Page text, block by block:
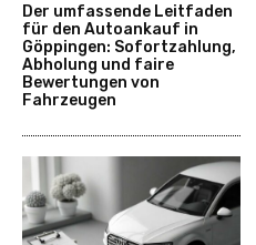
Der umfassende Leitfaden
für den Autoankauf in
Göppingen: Sofortzahlung,
Abholung und faire
Bewertungen von
Fahrzeugen